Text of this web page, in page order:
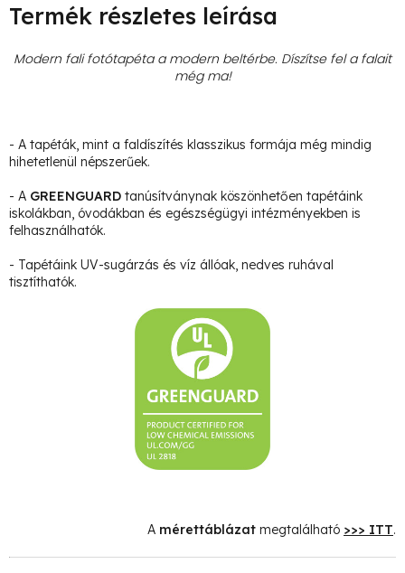
Termék részletes leírása
Modern fali fotótapéta a modern beltérbe. Díszítse fel a falait
még ma!
- A tapéták, mint a faldíszítés klasszikus formája még mindig
hihetetlenül népszerűek.
- A GREENGUARD tanúsítványnak köszönhetően tapétáink
iskolákban, óvodákban és egészségügyi intézményekben is
felhasználhatók.
- Tapétáink UV-sugárzás és víz állóak, nedves ruhával
tisztíthatók.
A mérettáblázat megtalálható >>> ITT.